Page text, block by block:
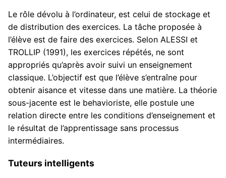
Le rôle dévolu à l’ordinateur, est celui de stockage et
de distribution des exercices. La tâche proposée à
l’élève est de faire des exercices. Selon ALESSI et
TROLLIP (1991), les exercices répétés, ne sont
appropriés qu’après avoir suivi un enseignement
classique. L’objectif est que l’élève s’entraîne pour
obtenir aisance et vitesse dans une matière. La théorie
sous-jacente est le behavioriste, elle postule une
relation directe entre les conditions d’enseignement et
le résultat de l’apprentissage sans processus
intermédiaires.
Tuteurs intelligents